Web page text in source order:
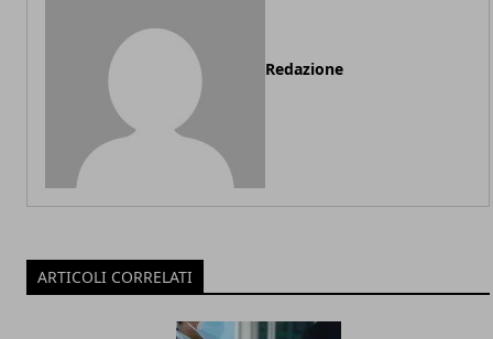
Redazione
ARTICOLI CORRELATI